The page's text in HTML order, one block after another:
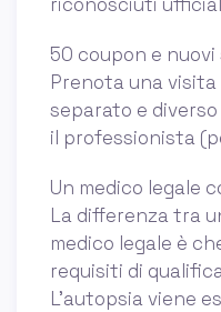
50 coupon e
Prenota una visita
separato e
il professionista
Un medico legale
La differenza tra
medico legale è
requisiti di
L'autopsia viene